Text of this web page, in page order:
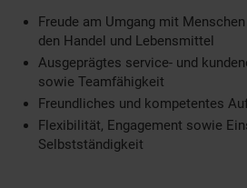
Freude am Umgang mit
den Handel und Lebensmittel
Ausgeprägtes service- und
sowie Teamfähigkeit
Freundliches und kompetentes
Flexibilität, Engagement sowie
Selbstständigkeit